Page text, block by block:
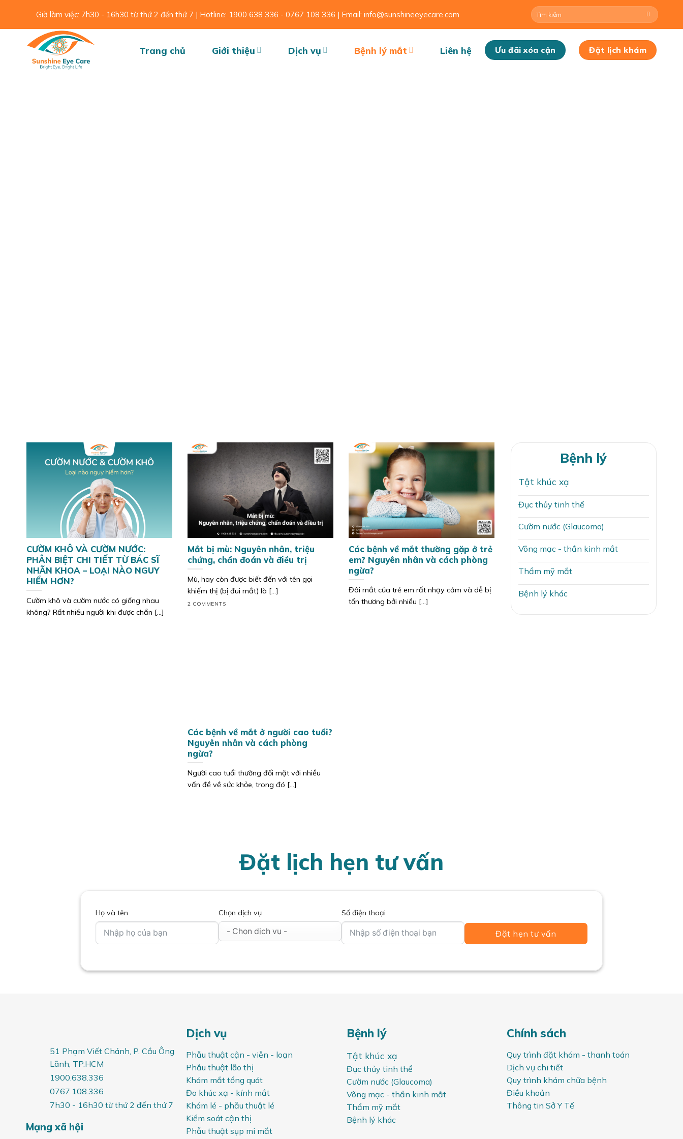
content
Giờ làm việc: 7h30 - 16h30 từ thứ 2 đến thứ 7 | Hotline: 1900 638 336 - 0767 108 336 | Email: info@sunshineeyecare.com
Trang chủ Giới thiệu Dịch vụ Bệnh lý mắt Liên hệ Ưu đãi xóa cận Đặt lịch khám
CƯỜM KHÔ VÀ CƯỜM NƯỚC:
PHÂN BIỆT CHI TIẾT TỪ BÁC SĨ
NHÃN KHOA – LOẠI NÀO NGUY
HIỂM HƠN?
Cườm khô và cườm nước có giống nhau
không? Rất nhiều người khi được chẩn [...]
Mắt bị mù: Nguyên nhân, triệu
chứng, chẩn đoán và điều trị
Mù, hay còn được biết đến với tên gọi
khiếm thị (bị đui mắt) là [...]
2 COMMENTS
Các bệnh về mắt thường gặp ở trẻ
em? Nguyên nhân và cách phòng
ngừa?
Đôi mắt của trẻ em rất nhạy cảm và dễ bị
tổn thương bởi nhiều [...]
Các bệnh về mắt ở người cao tuổi?
Nguyên nhân và cách phòng
ngừa?
Người cao tuổi thường đối mặt với nhiều
vấn đề về sức khỏe, trong đó [...]
Bệnh lý
Tật khúc xạ
Đục thủy tinh thể
Cườm nước (Glaucoma)
Võng mạc - thần kinh mắt
Thẩm mỹ mắt
Bệnh lý khác
Đặt lịch hẹn tư vấn
Họ và tên Chọn dịch vụ Số điện thoại
Đặt hẹn tư vấn
51 Phạm Viết Chánh, P. Cầu Ông
Lãnh, TP.HCM
1900.638.336
0767.108.336
7h30 - 16h30 từ thứ 2 đến thứ 7
Mạng xã hội
Dịch vụ
Phẫu thuật cận - viễn - loạn
Phẫu thuật lão thị
Khám mắt tổng quát
Đo khúc xạ - kính mắt
Khám lé - phẫu thuật lé
Kiểm soát cận thị
Phẫu thuật sụp mi mắt
Bệnh lý
Tật khúc xạ
Đục thủy tinh thể
Cườm nước (Glaucoma)
Võng mạc - thần kinh mắt
Thẩm mỹ mắt
Bệnh lý khác
Chính sách
Quy trình đặt khám - thanh toán
Dịch vụ chi tiết
Quy trình khám chữa bệnh
Điều khoản
Thông tin Sở Y Tế